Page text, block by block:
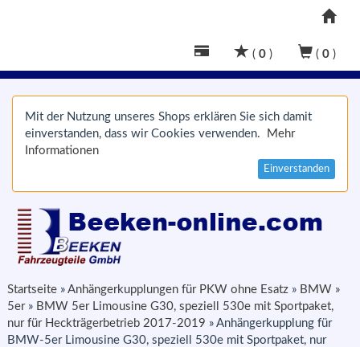
( 0 ) ( 0 )
Mit der Nutzung unseres Shops erklären Sie sich damit
einverstanden, dass wir Cookies verwenden.
Mehr
Informationen
Einverstanden
Startseite » Anhängerkupplungen für PKW ohne Esatz » BMW »
5er» BMW 5er Limousine G30, speziell 530e mit Sportpaket,
nur für Heckträgerbetrieb 2017-2019 » Anhängerkupplung für
BMW-5er Limousine G30, speziell 530e mit Sportpaket, nur